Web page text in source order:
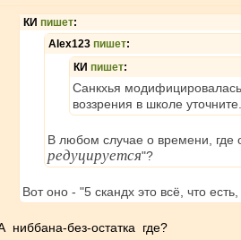
КИ пишет:
Alex123 пишет:
КИ пишет:
Санкхья
воззрения в школе уточните.
В любом случае о времени, где
редуцируется"?
Вот оно - "5 скандх это всё, что
ниббана-без-остатка где?